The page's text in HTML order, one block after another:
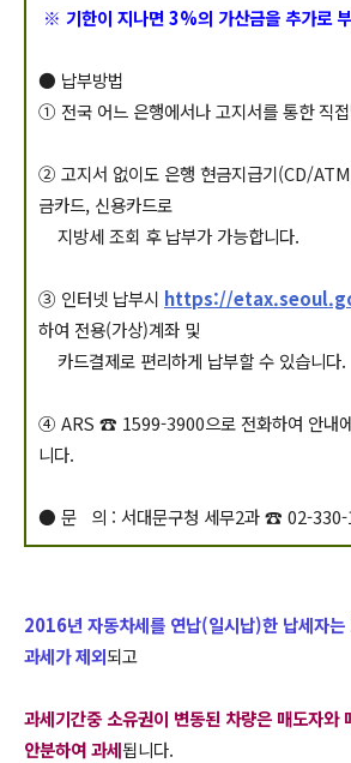
※ 기한이 지나면 3%의 가산금을 추가로
● 납부방법
① 전국 어느 은행에서나 고지서를 통한 직
② 고지서 없이도 은행 현금지급기(CD/
금카드, 신용카드로
지방세 조회 후 납부가 가능합니다.
③ 인터넷 납부시 https://
하여 전용(가상)계좌 및
카드결제로 편리하게 납부할 수 있습니다.
④ ARS ☎ 1599-3900으로 전화하여 안내
니다.
● 문 의 : 서대문구청 세무2과 ☎ 02-330-
2016년 자동차세를 연납(일시납)한 납세자
과세가 제외되고
과세기간중 소유권이 변동된 차량은 매도자와
안분하여 과세됩니다.